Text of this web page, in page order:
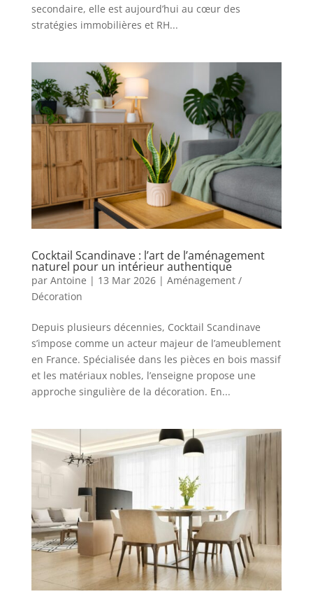
secondaire, elle est aujourd’hui au cœur des
stratégies immobilières et RH...
Cocktail Scandinave : l’art de l’aménagement
naturel pour un intérieur authentique
par Antoine | 13 Mar 2026| Aménagement /
Décoration
Depuis plusieurs décennies, Cocktail Scandinave
s’impose comme un acteur majeur de l’ameublement
en France. Spécialisée dans les pièces en bois massif
et les matériaux nobles, l’enseigne propose une
approche singulière de la décoration. En...